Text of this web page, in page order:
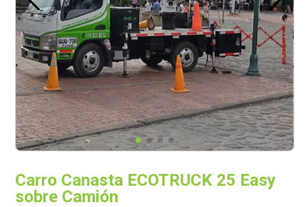
Carro Canasta ECOTRUCK 25 Easy
sobre Camión